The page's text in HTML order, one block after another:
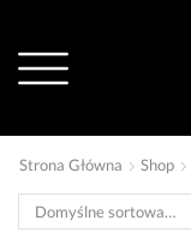
Strona Główna Shop